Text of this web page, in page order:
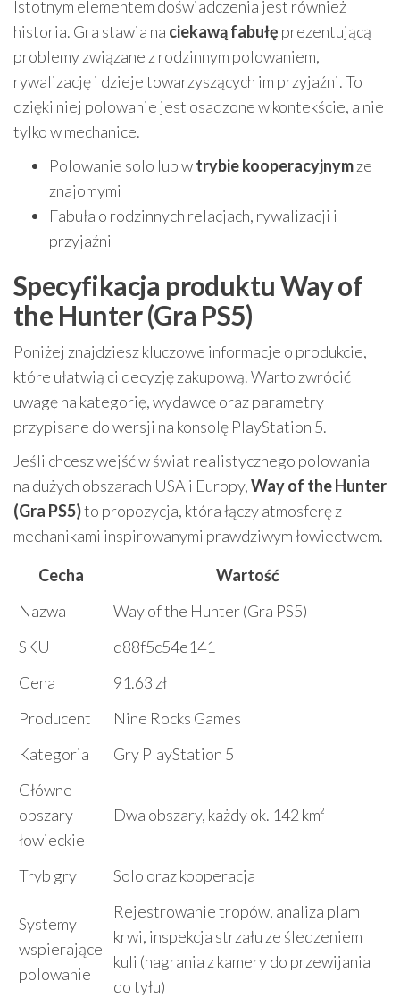
Istotnym elementem doświadczenia jest również
historia. Gra stawia na ciekawą fabułę prezentującą
problemy związane z rodzinnym polowaniem,
rywalizację i dzieje towarzyszących im przyjaźni. To
dzięki niej polowanie jest osadzone w kontekście, a nie
tylko w mechanice.
Polowanie solo lub wtrybie kooperacyjnymze
znajomymi
Fabuła o rodzinnych relacjach, rywalizacji i
przyjaźni
Specyfikacja produktu Way of
the Hunter (Gra PS5)
Poniżej znajdziesz kluczowe informacje o produkcie,
które ułatwią ci decyzję zakupową. Warto zwrócić
uwagę na kategorię, wydawcę oraz parametry
przypisane do wersji na konsolę PlayStation 5.
Jeśli chcesz wejść w świat realistycznego polowania
na dużych obszarach USA i Europy,Way of the Hunter
(Gra PS5)to propozycja, która łączy atmosferę z
mechanikami inspirowanymi prawdziwym łowiectwem.
Cecha
Wartość
Nazwa
Way of the Hunter (Gra PS5)
SKU
d88f5c54e141
Cena
91.63 zł
Producent
Nine Rocks Games
Kategoria
Gry PlayStation 5
Główne
obszary
łowieckie
Dwa obszary, każdy ok. 142 km²
Tryb gry Solo oraz kooperacja
Systemy
wspierające
polowanie
Rejestrowanie tropów, analiza plam
krwi, inspekcja strzału ze śledzeniem
kuli (nagrania z kamery do przewijania
do tyłu)